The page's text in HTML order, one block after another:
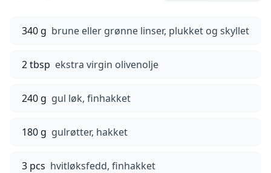
340 g brune eller grønne linser, plukket og skyllet
2 tbsp ekstra virgin olivenolje
240 g gul løk, finhakket
180 g gulrøtter, hakket
3 pcs hvitløksfedd, finhakket